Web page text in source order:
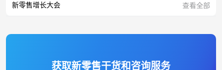
新零售增长大会 查看全部
获取新零售干货和咨询服务